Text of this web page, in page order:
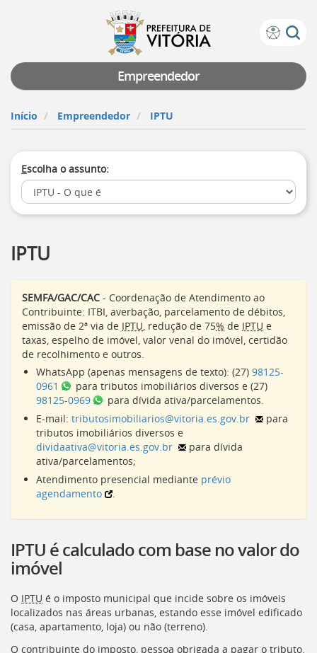
Prefeitura
Vitória
teclado:
para
a
de
instruções
de
acessibilidade
[]
inicial
do
Portal
[]
Ir
para
Portal
de
para
lista
de
[]
para
a
de
legislação
[]
Empreendedor
Início Empreendedor IPTU
Escolha o assunto:
IPTU
SEMFA/GAC/CAC - Coordenação de Atendimento ao
Contribuinte: ITBI, averbação, parcelamento de débitos,
emissão de 2ª via de IPTU, redução de 75% de IPTU e
taxas, espelho de imóvel, valor venal do imóvel, certidão
de recolhimento e outros.
WhatsApp (apenas mensagens de texto): (27) 98125-
0961
para tributos imobiliários diversos e (27)
98125-0969
para dívida ativa/parcelamentos.
E-mail: tributosimobiliarios@vitoria.es.gov.br
para
tributos imobiliários diversos e
dividaativa@vitoria.es.gov.br
para dívida
ativa/parcelamentos;
Atendimento presencial mediante prévio
agendamento
.
IPTU é calculado com base no valor do
imóvel
O IPTU é o imposto municipal que incide sobre os imóveis
localizados nas áreas urbanas, estando esse imóvel edificado
(casa, apartamento, loja) ou não (terreno).
O contribuinte do imposto, pessoa obrigada a pagar o tributo,